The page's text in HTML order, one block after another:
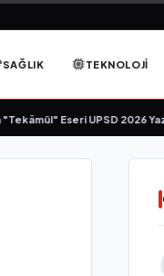
SAĞLIK TEKNOLOJI
Eseri UPSD 2026 Yaz